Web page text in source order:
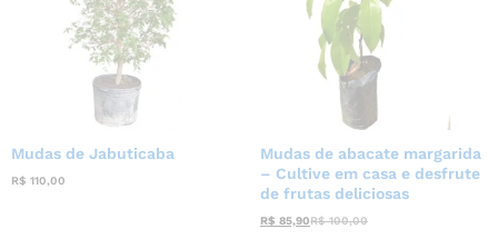
Mudas de Jabuticaba
R$ 110,00
Mudas de abacate margarida
– Cultive em casa e desfrute
de frutas deliciosas
R$ 85,90R$100,00